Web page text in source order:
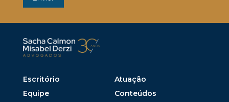
Escritório
Atuação
Equipe
Conteúdos